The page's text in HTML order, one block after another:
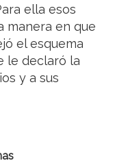
ella esos
manera en que
el esquema
le declaró la
y a sus